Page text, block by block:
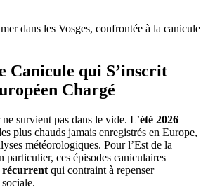
Canicule qui S’inscrit
Chargé
survient pas dans le vide. L’été 2026
plus chauds jamais enregistrés en Europe,
météorologiques. Pour l’Est de la
particulier, ces épisodes caniculaires
récurrent qui contraint à repenser